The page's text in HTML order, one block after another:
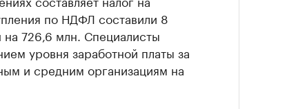
по НДФЛ составили 8
726,6 млн. Специалисты
уровня заработной платы за
и средним организациям на